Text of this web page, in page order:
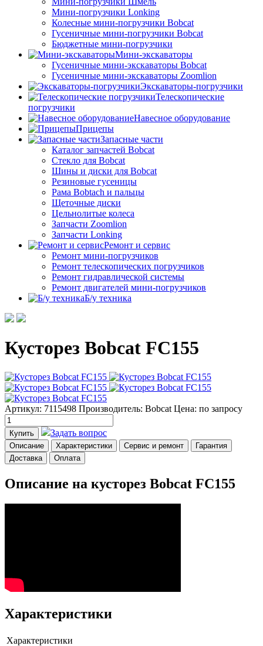
Мини-погрузчики Lonking
Колесные мини-погрузчики Bobcat
Гусеничные мини-погрузчики Bobcat
Бюджетные мини-погрузчики
Мини-экскаваторы
Гусеничные мини-экскаваторы Bobcat
Гусеничные мини-экскаваторы Zoomlion
Экскаваторы-погрузчики
Телескопические
погрузчики
Навесное оборудование
Прицепы
Запасные части
Каталог запчастей Bobcat
Стекло для Bobcat
Шины и диски для Bobcat
Резиновые гусеницы
Рама Bobtach и пальцы
Щеточные диски
Цельнолитые колеса
Запчасти Zoomlion
Запчасти Lonking
Ремонт и сервис
Ремонт мини-погрузчиков
Ремонт телескопических погрузчиков
Ремонт гидравлической системы
Ремонт двигателей мини-погрузчиков
Б/у техника
Кусторез Bobcat FC155
Артикул: 7115498 Производитель: Bobcat Цена: по запросу
Купить Задать вопрос
Описание Характеристики Сервис и ремонт
Гарантия
Доставка
Оплата
Описание на кусторез Bobcat FC155
Характеристики
Характеристики